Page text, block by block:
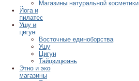
Магазины натуральной косметики
Йога и
пилатес
Ушу и
цигун
Восточные единоборства
Ушу
Цигун
Тайцзицюань
Этно и эко
магазины